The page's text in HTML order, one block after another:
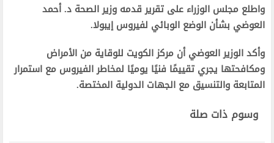
واطلع مجلس الوزراء على تقرير قدمه وزير الصحة د. أحمد
العوضي بشأن الوضع الوبائي لفيروس إيبولا.
وأكد الوزير العوضي أن مركز الكويت للوقاية من الأمراض
ومكافحتها يجري تقييمًا فنيًا يوميًا لمخاطر الفيروس مع استمرار
المتابعة والتنسيق مع الجهات الدولية المختصة.
وسوم ذات صلة